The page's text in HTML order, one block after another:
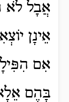
אֲבָל לֹא
אֵינָן
אִם
בָּהֶם